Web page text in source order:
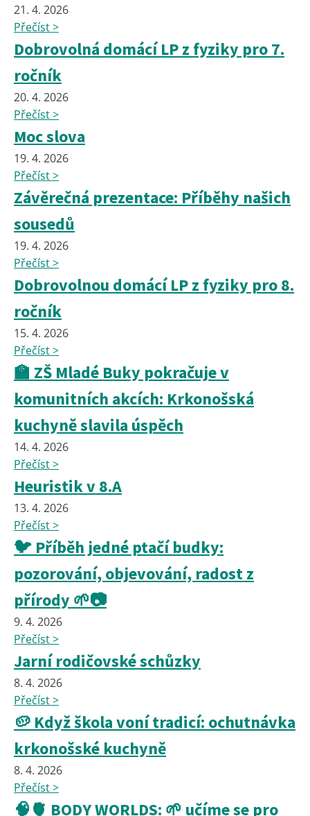
21. 4. 2026
Přečíst >
Dobrovolná domácí LP z fyziky pro 7.
ročník
20. 4. 2026
Přečíst >
Moc slova
19. 4. 2026
Přečíst >
Závěrečná prezentace: Příběhy našich
sousedů
19. 4. 2026
Přečíst >
Dobrovolnou domácí LP z fyziky pro 8.
ročník
15. 4. 2026
Přečíst >
🏫 ZŠ Mladé Buky pokračuje v
komunitních akcích: Krkonošská
kuchyně slavila úspěch
14. 4. 2026
Přečíst >
Heuristik v 8.A
13. 4. 2026
Přečíst >
🐦 Příběh jedné ptačí budky:
pozorování, objevování, radost z
přírody 🌱📷
9. 4. 2026
Přečíst >
Jarní rodičovské schůzky
8. 4. 2026
Přečíst >
🥔 Když škola voní tradicí: ochutnávka
krkonošské kuchyně
8. 4. 2026
Přečíst >
🧠🫀 BODY WORLDS: 🌱 učíme se pro